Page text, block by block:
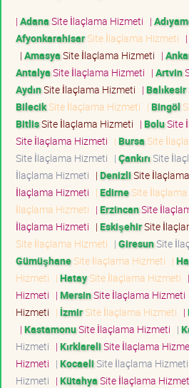
| AdanaSite İlaçlama Hizmeti |
AfyonkarahisarSite İlaçlama Hizmeti |
| AmasyaSite İlaçlama Hizmeti |
AntalyaSite İlaçlama Hizmeti | Artvin
AydınSite İlaçlama Hizmeti | Balıkesir
BilecikSite İlaçlama Hizmeti | Bingöl
BitlisSite İlaçlama Hizmeti | BoluSite
Site İlaçlama Hizmeti | Bursa Site
Site İlaçlama Hizmeti | ÇankırıSite
İlaçlama Hizmeti | DenizliSite
İlaçlama Hizmeti | EdirneSite
İlaçlama Hizmeti | ErzincanSite
İlaçlama Hizmeti | EskişehirSite
Site İlaçlama Hizmeti | GiresunSite
GümüşhaneSite İlaçlama Hizmeti |
Hizmeti | HataySite İlaçlama Hizmeti |
Hizmeti | MersinSite İlaçlama Hizmeti
Hizmeti | İzmirSite İlaçlama Hizmeti |
| KastamonuSite İlaçlama Hizmeti |
Hizmeti | KırklareliSite İlaçlama
Hizmeti | KocaeliSite İlaçlama Hizmeti
Hizmeti | KütahyaSite İlaçlama